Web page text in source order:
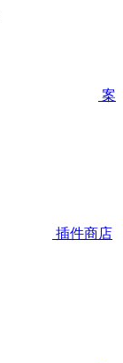
案
插件商店